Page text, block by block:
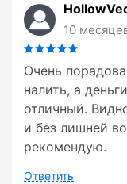
10
Очень
налить, а
отличный.
и без лишней
рекомендую.
Ответить